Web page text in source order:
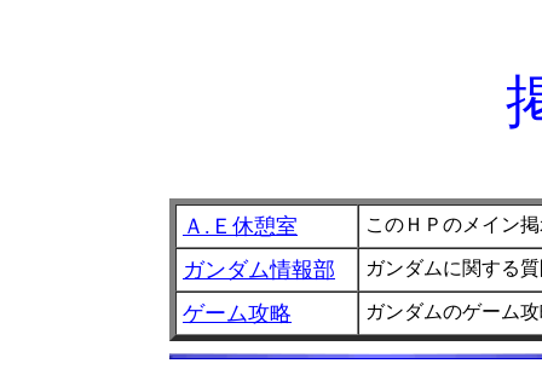
Ａ.Ｅ休憩室 このＨＰのメイン
ガンダム情報部 ガンダムに関する
ゲーム攻略 ガンダムのゲーム